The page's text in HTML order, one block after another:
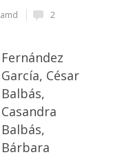
amd
2
Fernández
García, César
Balbás,
Casandra
Balbás,
Bárbara